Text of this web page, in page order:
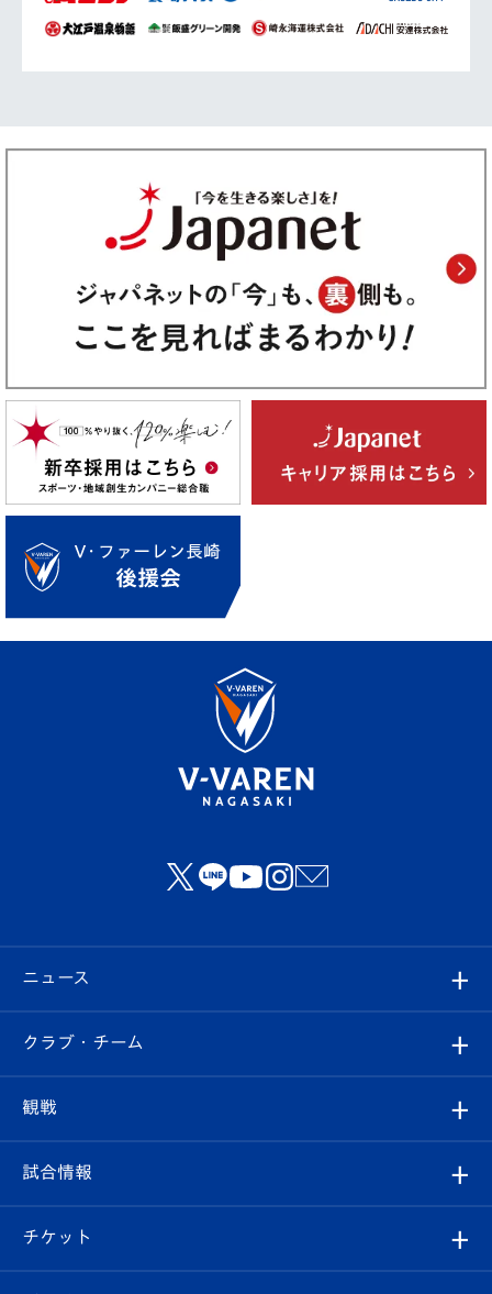
ニュース
すべて
クラブ
試合情報
クラブ・チーム
クラブ概要
エンブレム紹介
観戦
観戦ルール
はじめての観戦ガイド
試合情報
試合日程/結果
チケット